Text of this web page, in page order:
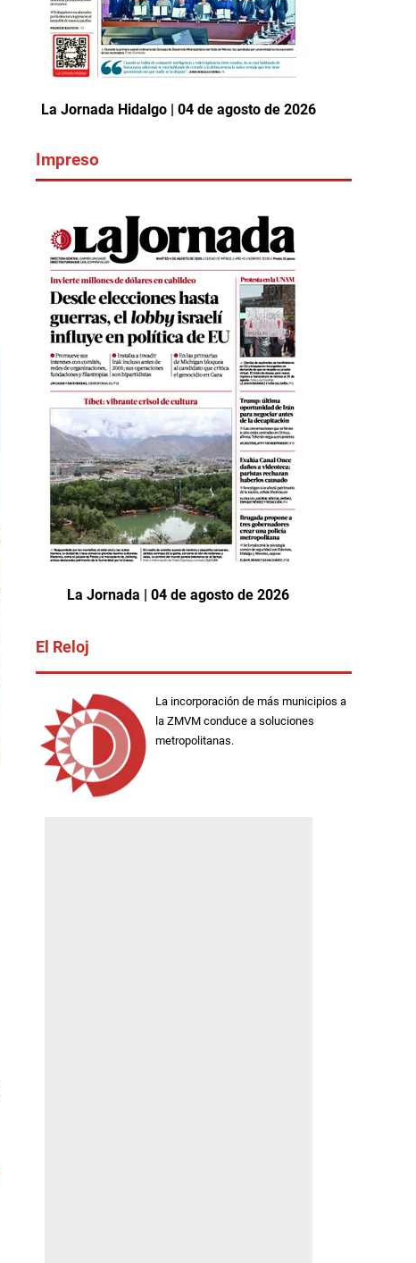
La Jornada Hidalgo | 04 de agosto de 2026
Impreso
La Jornada | 04 de agosto de 2026
El Reloj
La incorporación de más municipios a
la ZMVM conduce a soluciones
metropolitanas.